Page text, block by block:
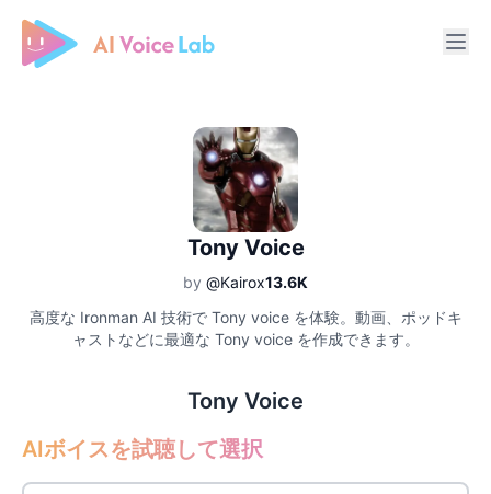
Free AI Cover & AI Voice Over
Tony Voice
by @Kairox13.6K
高度な Ironman AI 技術で Tony voice を体験。動画、ポッドキ
ャストなどに最適な Tony voice を作成できます。
Tony Voice
AIボイスを試聴して選択